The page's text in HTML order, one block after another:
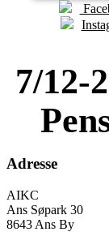
7/12-
Adresse
AIKC
Ans Søpark 30
8643 Ans By